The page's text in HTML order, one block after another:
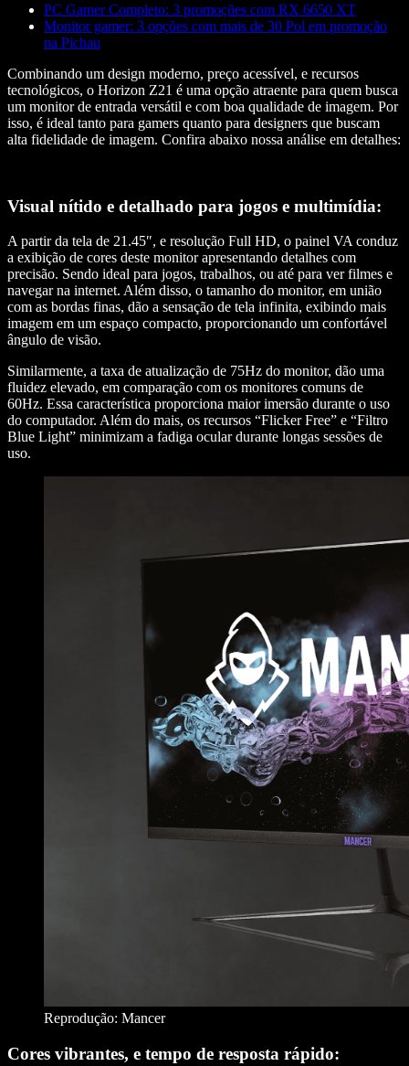
PC Gamer Completo: 3 promoções com RX 6650 XT
Monitor gamer: 3 opções com mais de 30 Pol em promoção
na Pichau
Combinando um design moderno, preço acessível, e recursos
tecnológicos, o Horizon Z21 é uma opção atraente para quem busca
um monitor de entrada versátil e com boa qualidade de imagem. Por
isso, é ideal tanto para gamers quanto para designers que buscam
alta fidelidade de imagem. Confira abaixo nossa análise em detalhes:
Visual nítido e detalhado para jogos e multimídia:
A partir da tela de 21.45″, e resolução Full HD, o painel VA conduz
a exibição de cores deste monitor apresentando detalhes com
precisão. Sendo ideal para jogos, trabalhos, ou até para ver filmes e
navegar na internet. Além disso, o tamanho do monitor, em união
com as bordas finas, dão a sensação de tela infinita, exibindo mais
imagem em um espaço compacto, proporcionando um confortável
ângulo de visão.
Similarmente, a taxa de atualização de 75Hz do monitor, dão uma
fluidez elevado, em comparação com os monitores comuns de
60Hz. Essa característica proporciona maior imersão durante o uso
do computador. Além do mais, os recursos “Flicker Free” e “Filtro
Blue Light” minimizam a fadiga ocular durante longas sessões de
uso.
Reprodução: Mancer
Cores vibrantes, e tempo de resposta rápido: